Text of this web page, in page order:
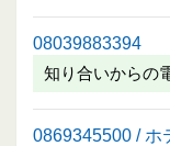
08039883394
知り合いからの
0869345500 / ホ